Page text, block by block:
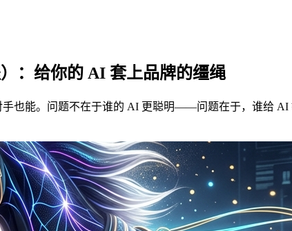
：给你的 AI 套上品牌的缰绳
也能。问题不在于谁的 AI 更聪明——问题在于，谁给 AI